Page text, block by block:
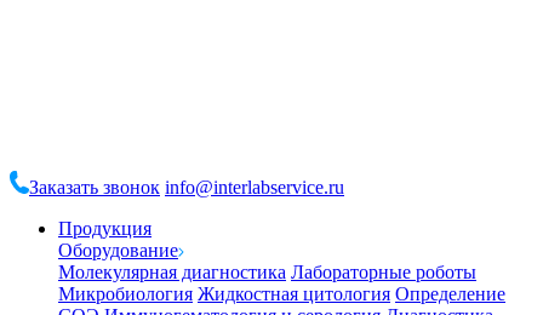
Заказать звонок info@interlabservice.ru
Продукция
Оборудование
Молекулярная диагностика Лабораторные роботы
Микробиология Жидкостная цитология Определение